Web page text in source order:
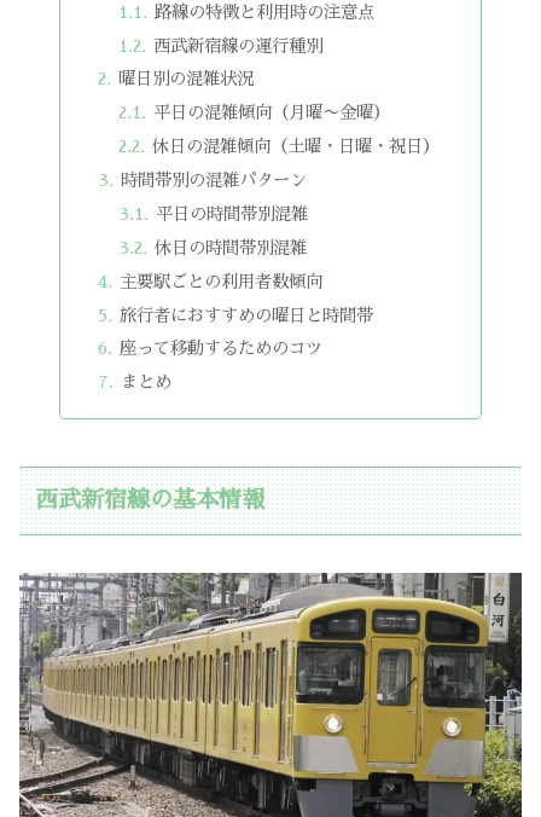
路線の特徴と利用時の注意点
西武新宿線の運行種別
曜日別の混雑状況
平日の混雑傾向（月曜〜金曜）
休日の混雑傾向（土曜・日曜・祝日）
時間帯別の混雑パターン
平日の時間帯別混雑
休日の時間帯別混雑
主要駅ごとの利用者数傾向
旅行者におすすめの曜日と時間帯
座って移動するためのコツ
まとめ
西武新宿線の基本情報